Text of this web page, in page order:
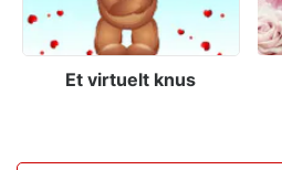
Et virtuelt knus